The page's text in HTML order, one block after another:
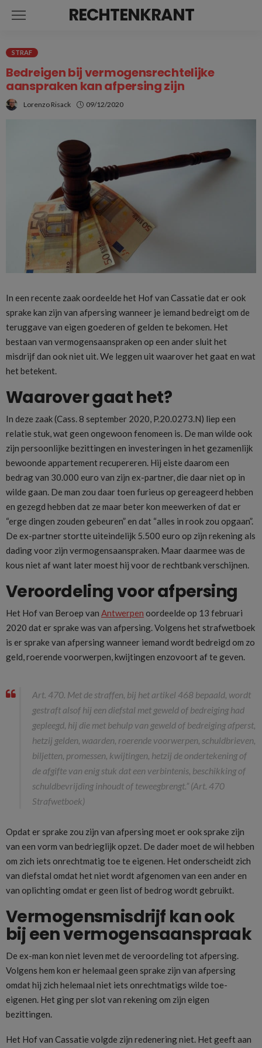
RECHTENKRANT
STRAF
Bedreigen bij vermogensrechtelijke
aanspraken kan afpersing zijn
Lorenzo Risack 09/12/2020
In een recente zaak oordeelde het Hof van Cassatie dat er ook
sprake kan zijn van afpersing wanneer je iemand bedreigt om de
teruggave van eigen goederen of gelden te bekomen. Het
bestaan van vermogensaanspraken op een ander sluit het
misdrijf dan ook niet uit. We leggen uit waarover het gaat en wat
het betekent.
Waarover gaat het?
In deze zaak (Cass. 8 september 2020, P.20.0273.N) liep een
relatie stuk, wat geen ongewoon fenomeen is. De man wilde ook
zijn persoonlijke bezittingen en investeringen in het gezamenlijk
bewoonde appartement recupereren. Hij eiste daarom een
bedrag van 30.000 euro van zijn ex-partner, die daar niet op in
wilde gaan. De man zou daar toen furieus op gereageerd hebben
en gezegd hebben dat ze maar beter kon meewerken of dat er
“erge dingen zouden gebeuren” en dat “alles in rook zou opgaan”.
De ex-partner stortte uiteindelijk 5.500 euro op zijn rekening als
dading voor zijn vermogensaanspraken. Maar daarmee was de
kous niet af want later moest hij voor de rechtbank verschijnen.
Veroordeling voor afpersing
Het Hof van Beroep van Antwerpen oordeelde op 13 februari
2020 dat er sprake was van afpersing. Volgens het strafwetboek
is er sprake van afpersing wanneer iemand wordt bedreigd om zo
geld, roerende voorwerpen, kwijtingen enzovoort af te geven.
Art. 470. Met de straffen, bij het artikel 468 bepaald, wordt
gestraft alsof hij een diefstal met geweld of bedreiging had
gepleegd, hij die met behulp van geweld of bedreiging afperst,
hetzij gelden, waarden, roerende voorwerpen, schuldbrieven,
biljetten, promessen, kwijtingen, hetzij de ondertekening of
de afgifte van enig stuk dat een verbintenis, beschikking of
schuldbevrijding inhoudt of teweegbrengt.” (Art. 470
Strafwetboek)
Opdat er sprake zou zijn van afpersing moet er ook sprake zijn
van een vorm van bedrieglijk opzet. De dader moet de wil hebben
om zich iets onrechtmatig toe te eigenen. Het onderscheidt zich
van diefstal omdat het niet wordt afgenomen van een ander en
van oplichting omdat er geen list of bedrog wordt gebruikt.
Vermogensmisdrijf kan ook
bij een vermogensaanspraak
De ex-man kon niet leven met de veroordeling tot afpersing.
Volgens hem kon er helemaal geen sprake zijn van afpersing
omdat hij zich helemaal niet iets onrechtmatigs wilde toe-
eigenen. Het ging per slot van rekening om zijn eigen
bezittingen.
Het Hof van Cassatie volgde zijn redenering niet. Het geeft aan